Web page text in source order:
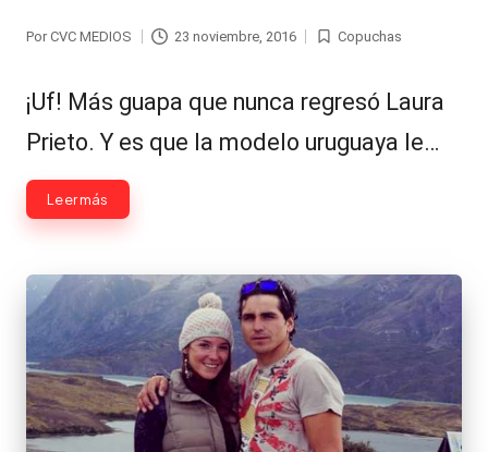
Por CVC MEDIOS 23 noviembre, 2016
Publicada
Copuchas
¡Uf! Más guapa que nunca regresó Laura
Prieto. Y es que la modelo uruguaya le…
Leer más